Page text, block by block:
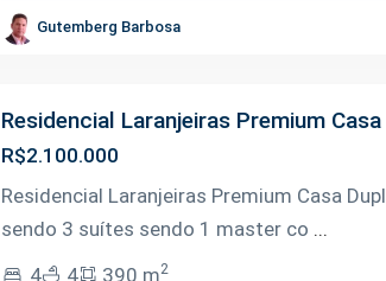
Gutemberg Barbosa
Residencial Laranjeiras Premium
R$2.100.000
Residencial Laranjeiras Premium Casa
sendo 3 suítes sendo 1 master co ...
4
4 390 m2